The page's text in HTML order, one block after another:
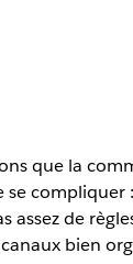
que la
se compliquer
assez de
bien